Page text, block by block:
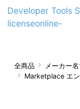
Developer Tools
licenseonline-
全商品 メーカー
Marketplace エ